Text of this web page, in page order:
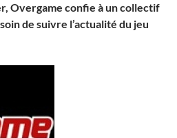
Overgame confie à un collectif
de suivre l’actualité du jeu